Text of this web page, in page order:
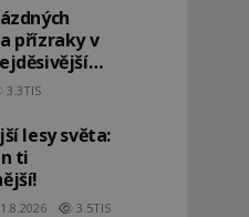
přízraky v
budí hrůzu
3.3TIS
lesy světa:
ti
1.8.2026 3.5TIS